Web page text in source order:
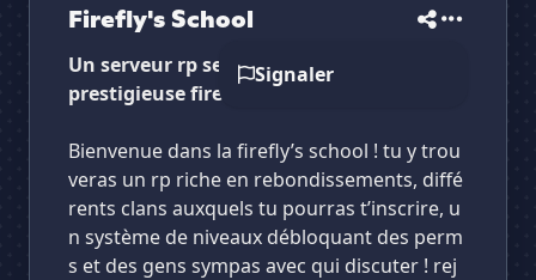
Firefly's School
Signaler
Un serveur rp se passant dans la
prestigieuse firefly’s school !
Bienvenue dans la firefly’s school ! tu y trou
veras un rp riche en rebondissements, diffé
rents clans auxquels tu pourras t’inscrire, u
n système de niveaux débloquant des perm
s et des gens sympas avec qui discuter ! rej